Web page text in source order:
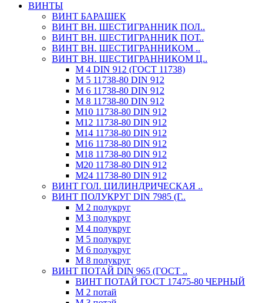
ВИНТЫ
ВИНТ БАРАШЕК
ВИНТ ВН. ШЕСТИГРАННИК ПОЛ..
ВИНТ ВН. ШЕСТИГРАННИК ПОТ..
ВИНТ ВН. ШЕСТИГРАННИКОМ ..
ВИНТ ВН. ШЕСТИГРАННИКОМ Ц..
М 4 DIN 912 (ГОСТ 11738)
М 5 11738-80 DIN 912
М 6 11738-80 DIN 912
М 8 11738-80 DIN 912
М10 11738-80 DIN 912
М12 11738-80 DIN 912
М14 11738-80 DIN 912
М16 11738-80 DIN 912
М18 11738-80 DIN 912
М20 11738-80 DIN 912
М24 11738-80 DIN 912
ВИНТ ГОЛ. ЦИЛИНДРИЧЕСКАЯ ..
ВИНТ ПОЛУКРУГ DIN 7985 (Г..
М 2 полукруг
М 3 полукруг
М 4 полукруг
М 5 полукруг
М 6 полукруг
М 8 полукруг
ВИНТ ПОТАЙ DIN 965 (ГОСТ ..
ВИНТ ПОТАЙ ГОСТ 17475-80 ЧЕРНЫЙ
М 2 потай